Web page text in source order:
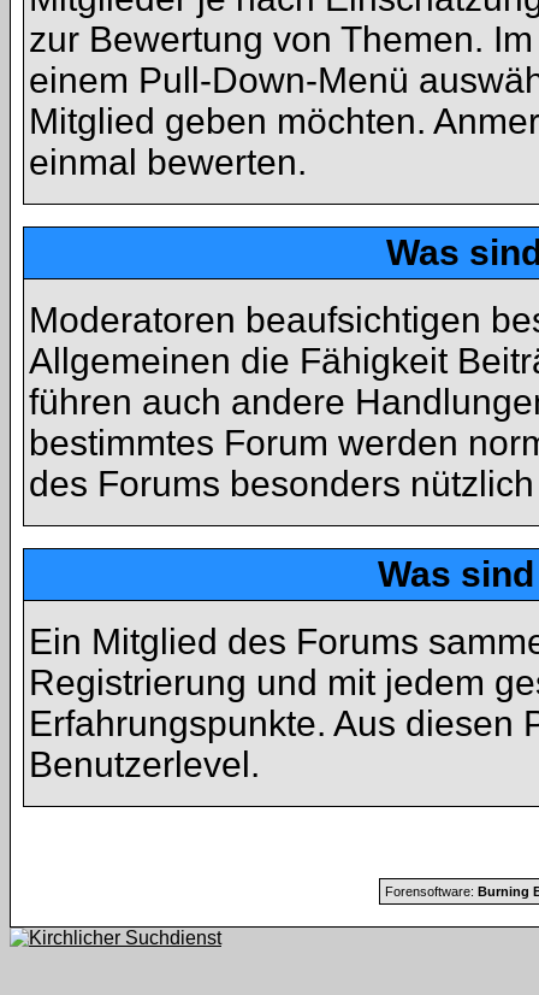
zur Bewertung von Themen.
einem Pull-Down-Menü
Mitglied geben möchten.
einmal bewerten.
Was
Moderatoren beaufsichtigen
Allgemeinen die Fähigkeit
führen auch andere
bestimmtes Forum werden
des Forums besonders
Was
Ein Mitglied des Forums
Registrierung und mit jedem
Erfahrungspunkte. Aus diesen
Benutzerlevel.
Forensoftware: Burning